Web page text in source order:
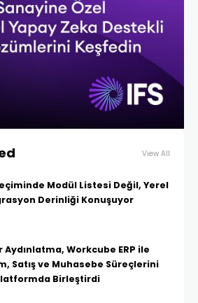
View All
Modül Listesi Değil, Yerel
Derinliği Konuşuyor
Aydınlatma, Workcube ERP ile
Satış ve Muhasebe Süreçlerini
Birleştirdi